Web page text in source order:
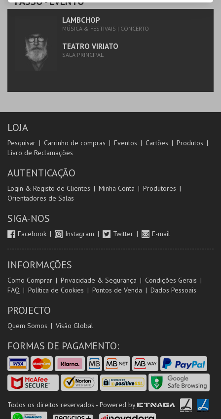
LAMBCHOP
MÚSICA & FESTIVAIS | CONCERTO
TEATRO VIRIATO
SALA PRINCIPAL
LOJA
Pesquisar Carrinho de compras Eventos Cartões
Produtos
Livro de Reclamações
AUTENTICAÇÃO
Login & Registo de Clientes Minha Conta
Produtores
Orientadores de Salas
SIGA-NOS
Facebook Instagram Twitter E-mail
INFORMAÇÕES
Como Comprar Privacidade & Segurança
Condições Gerais
FAQ
Política de Cookies Pontos de Venda Dados Pessoais
PROJECTO
Quem Somos Visão Global
FORMAS DE PAGAMENTO:
Todos os direitos reservados - Powered by ETNAGA